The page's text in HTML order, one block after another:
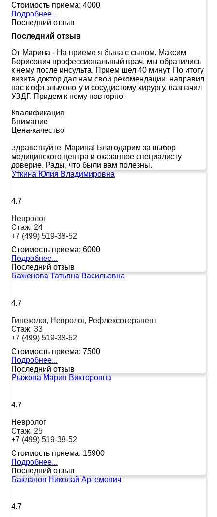
Стоимость приема: 4000
Подробнее...
Последний отзыв
Последний отзыв
От Марина - На приеме я была с сыном. Максим
Борисович профессиональный врач, мы обратились
к нему после инсульта. Прием шел 40 минут. По итогу
визита доктор дал нам свои рекомендации, направил
нас к офтальмологу и сосудистому хирургу, назначил
УЗДГ. Придем к нему повторно!
Квалификация
Внимание
Цена-качество
Здравствуйте, Марина! Благодарим за выбор
медицинского центра и оказанное специалисту
доверие. Рады, что были вам полезны.
Уткина Юлия Владимировна
4.7
Невролог
Стаж: 24
+7 (499) 519-38-52
Стоимость приема: 6000
Подробнее...
Последний отзыв
Баженова Татьяна Васильевна
4.7
Гинеколог, Невролог, Рефлексотерапевт
Стаж: 33
+7 (499) 519-38-52
Стоимость приема: 7500
Подробнее...
Последний отзыв
Рыжова Мария Викторовна
4.7
Невролог
Стаж: 25
+7 (499) 519-38-52
Стоимость приема: 15900
Подробнее...
Последний отзыв
Бакланов Николай Артемович
4.7